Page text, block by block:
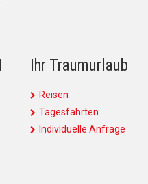
Ihr Traumurlaub
Reisen
Tagesfahrten
Individuelle Anfrage